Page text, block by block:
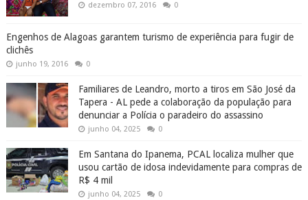
dezembro 07, 2016 0
Engenhos de Alagoas garantem turismo de experiência para fugir de
clichês
junho 19, 2016 0
Familiares de Leandro, morto a tiros em São José da
Tapera - AL pede a colaboração da população para
denunciar a Polícia o paradeiro do assassino
junho 04, 2025 0
Em Santana do Ipanema, PCAL localiza mulher que
usou cartão de idosa indevidamente para compras de
R$ 4 mil
junho 04, 2025 0